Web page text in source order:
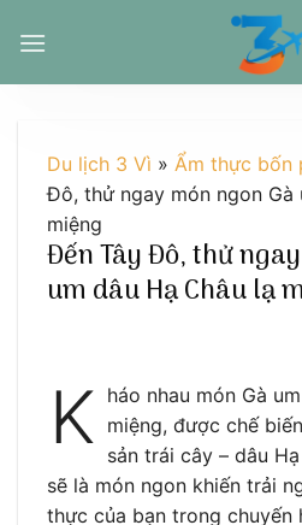
đến
Du lịch 3 Vì » Ẩm thực bốn
Đô, thử ngay món ngon Gà
miệng
Đến Tây Đô, thử
um dâu Hạ Châu lạ
K háo nhau món Gà
miệng, được chế
sản trái cây – dâu
sẽ là món ngon khiến trải
thực của bạn trong chuyến